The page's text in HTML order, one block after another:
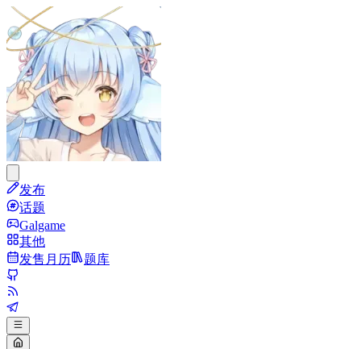
发布
话题
Galgame
其他
发售月历
题库